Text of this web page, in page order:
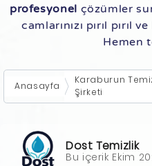
profesyonel çözümler
camlarınızı pırıl pırıl
Hemen
Anasayfa
Karaburun
Şirketi
Dost Temizlik
Bu içerik Ekim